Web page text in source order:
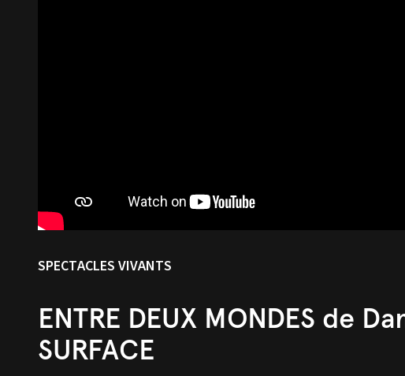
SPECTACLES VIVANTS
ENTRE DEUX MONDES de
SURFACE